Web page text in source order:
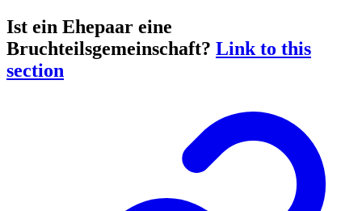
Ist ein Ehepaar eine
Bruchteilsgemeinschaft? Link to this
section